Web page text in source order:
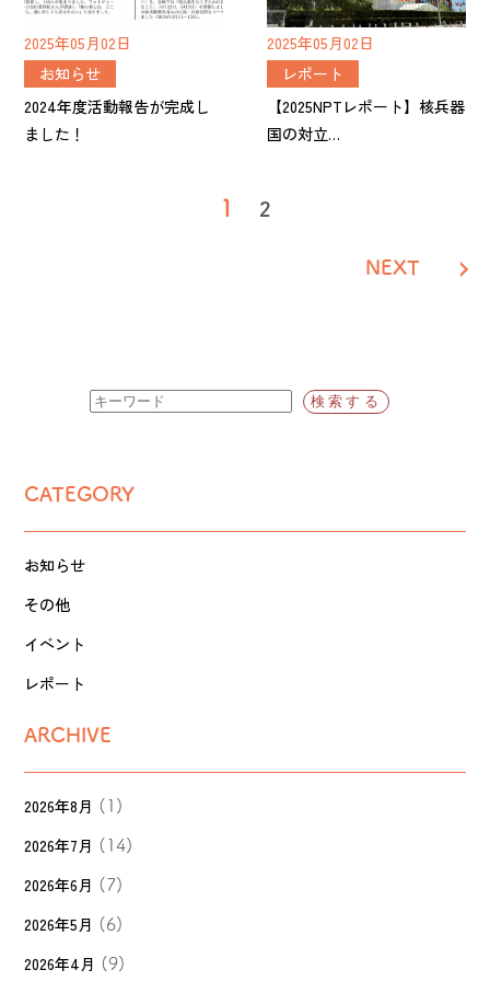
2025年05月02日
お知らせ
2024年度活動報告が完成し
ました！
2025年05月02日
レポート
【2025NPTレポート】核兵器
国の対立…
1 2
NEXT
CATEGORY
お知らせ
その他
イベント
レポート
ARCHIVE
2026年8月 (1)
2026年7月 (14)
2026年6月 (7)
2026年5月 (6)
2026年4月 (9)